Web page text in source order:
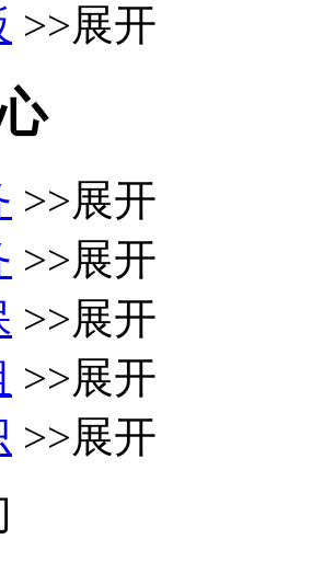
>>展开
>>展开
>>展开
>>展开
>>展开
>>展开